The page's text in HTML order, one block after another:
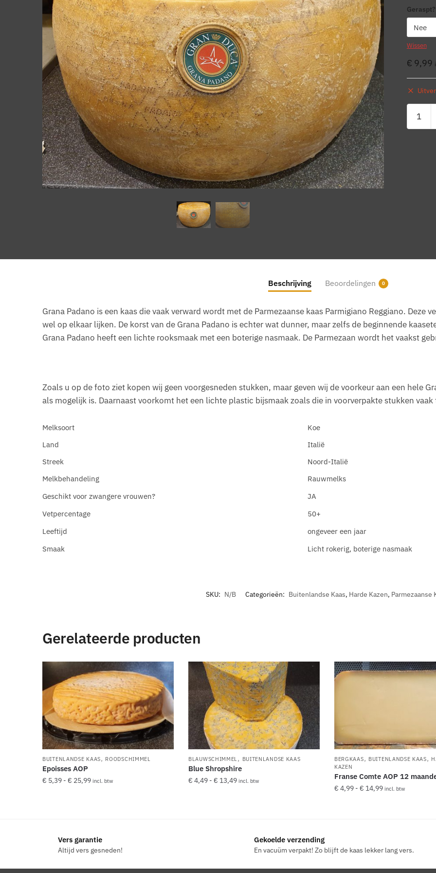
Wissen
€ 9,99
Padano
Beschrijving Beoordelingen 0
Grana Padano is een kaas die vaak verward wordt met de Parmezaanse kaas Parmigiano Reggiano. Deze
wel op elkaar lijken. De korst van de Grana Padano is echter wat dunner, maar zelfs de beginnende
Grana Padano heeft een lichte rooksmaak met een boterige nasmaak. De Parmezaan wordt het vaakst
Zoals u op de foto ziet kopen wij geen voorgesneden stukken, maar geven wij de voorkeur aan een hele
als mogelijk is. Daarnaast voorkomt het een lichte plastic bijsmaak zoals die in voorverpakte stukken vaak
Melksoort
Koe
Land
Italië
Streek
Noord-Italië
Melkbehandeling
Rauwmelks
Geschikt voor zwangere vrouwen?
JA
Vetpercentage
50+
Leeftijd
ongeveer een jaar
Smaak
Licht rokerig, boterige nasmaak
SKU: N/B Categorieën: Buitenlandse Kaas, Harde Kazen, Parmezaanse
Gerelateerde producten
BUITENLANDSE KAAS, ROODSCHIMMEL
Epoisses AOP
€ 5,39 - € 25,99Prijsklasse:
incl. btw
variaties.
optie
BLAUWSCHIMMEL, BUITENLANDSE KAAS
Blue Shropshire
€ 4,49 - € 13,49Prijsklasse:
incl. btw
optie
BERGKAAS, BUITENLANDSE KAAS,
KAZEN
Franse Comte AOP 12
€ 4,99 - € 14,99Prijsklasse:
incl. btw
variaties.
Vers garantie
Altijd vers gesneden!
Gekoelde verzending
En vacuüm verpakt! Zo blijft de kaas lekker lang vers.